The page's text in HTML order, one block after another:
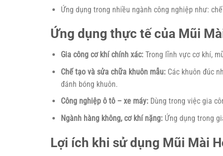
Ứng dụng trong nhiều ngành công nghiệp như:
Ứng dụng thực tế của Mũi
Gia công cơ khí chính xác: Trong lĩnh vực cơ khí,
Chế tạo và sửa chữa khuôn mẫu: Các khuôn đúc
đánh bóng khuôn.
Công nghiệp ô tô – xe máy: Dùng trong việc gia
Ngành hàng không, cơ khí nặng: Ứng dụng trong
Lợi ích khi sử dụng Mũi Mài